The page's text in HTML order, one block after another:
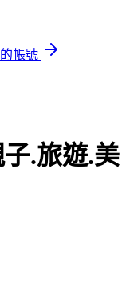
帳號
.旅遊.美